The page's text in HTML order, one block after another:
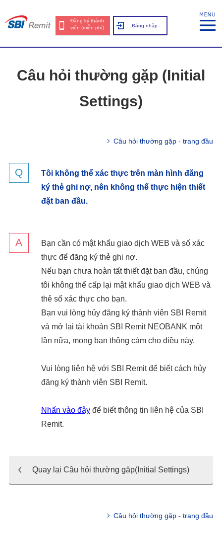
Đăng ký thành
viên (miễn phí)
Đăng nhập
Câu hỏi thường gặp (Initial
Settings)
Câu hỏi thường gặp - trang đầu
Tôi không thể xác thực trên màn hình đăng
ký thẻ ghi nợ, nên không thể thực hiện thiết
đặt ban đầu.
Bạn cần có mật khẩu giao dịch WEB và số xác
thực để đăng ký thẻ ghi nợ.
Nếu bạn chưa hoàn tất thiết đặt ban đầu, chúng
tôi không thể cấp lại mật khẩu giao dịch WEB và
thẻ số xác thực cho bạn.
Bạn vui lòng hủy đăng ký thành viên SBI Remit
và mở lại tài khoản SBI Remit NEOBANK một
lần nữa, mong bạn thông cảm cho điều này.
Vui lòng liên hệ với SBI Remit để biết cách hủy
đăng ký thành viên SBI Remit.
Nhấn vào đâyđể biết thông tin liên hệ của SBI
Remit.
Quay lại Câu hỏi thường gặp(Initial Settings)
Câu hỏi thường gặp - trang đầu